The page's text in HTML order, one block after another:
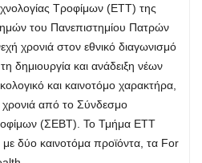
Τροφίμων (ΕΤΤ) της
του Πανεπιστημίου Πατρών
χρονιά στον εθνικό διαγωνισμό
τη δημιουργία και ανάδειξη νέων
και καινοτόμο χαρακτήρα,
χρονιά από το Σύνδεσμο
(ΣΕΒΤ). Το Τμήμα ΕΤΤ
με δύο καινοτόμα προϊόντα τα For